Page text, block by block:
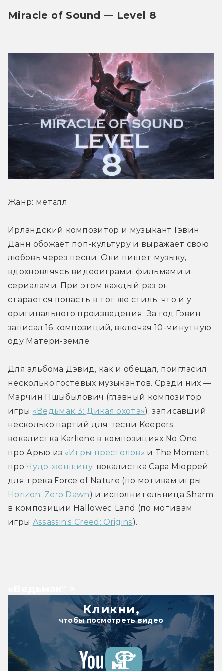
Miracle of Sound — Level 8
Жанр: металл
Ирландский композитор и музыкант Гэвин
Данн обожает поп-культуру и выражает свою
любовь через песни. Они пишет музыку,
вдохновляясь видеоиграми, фильмами и
сериалами. При этом каждый раз он
старается попасть в тот же стиль, что и у
оригинального произведения. За год Гэвин
записал 16 композиций, включая 10-минутную
оду Матери-земле.
Для альбома Дэвид, как и обещал, пригласил
несколько гостевых музыкантов. Среди них —
Марчин Пшыбылович (главный композитор
игры «Ведьмак 3: Дикая охота»), записавший
несколько партий для песни Keepers,
вокалистка Karliene в композициях No One
про Арью из «Игры престолов» и The Moment
про Чудо-женщину, вокалистка Сара Мюррей
Horizon: Zero Dawn) и исполнительница Sharm
в композиции Hallowed Land (по мотивам
игры Assassin's Creed: Origins).
Кликни,
чтобы посмотреть видео